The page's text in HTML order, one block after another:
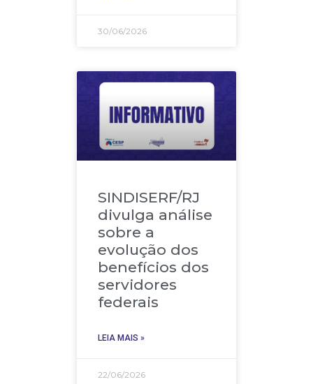
30/06/2026
SINDISERF/RJ
divulga análise
sobre a
evolução dos
benefícios dos
servidores
federais
LEIA MAIS »
22/06/2026